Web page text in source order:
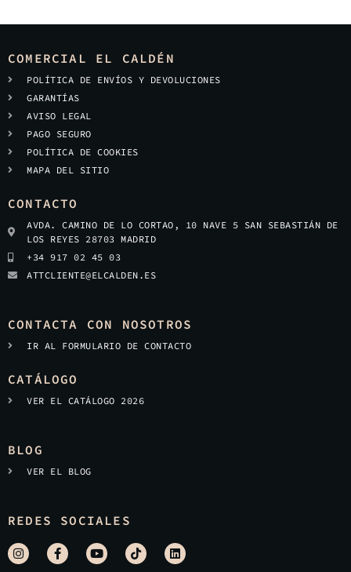
COMERCIAL EL CALDÉN
POLÍTICA DE ENVÍOS Y DEVOLUCIONES
GARANTÍAS
AVISO LEGAL
PAGO SEGURO
POLÍTICA DE COOKIES
MAPA DEL SITIO
CONTACTO
AVDA. CAMINO DE LO CORTAO, 10 NAVE 5 SAN SEBASTIÁN DE
LOS REYES 28703 MADRID
+34 917 02 45 03
ATTCLIENTE@ELCALDEN.ES
CONTACTA CON NOSOTROS
IR AL FORMULARIO DE CONTACTO
CATÁLOGO
VER EL CATÁLOGO 2026
BLOG
VER EL BLOG
REDES SOCIALES